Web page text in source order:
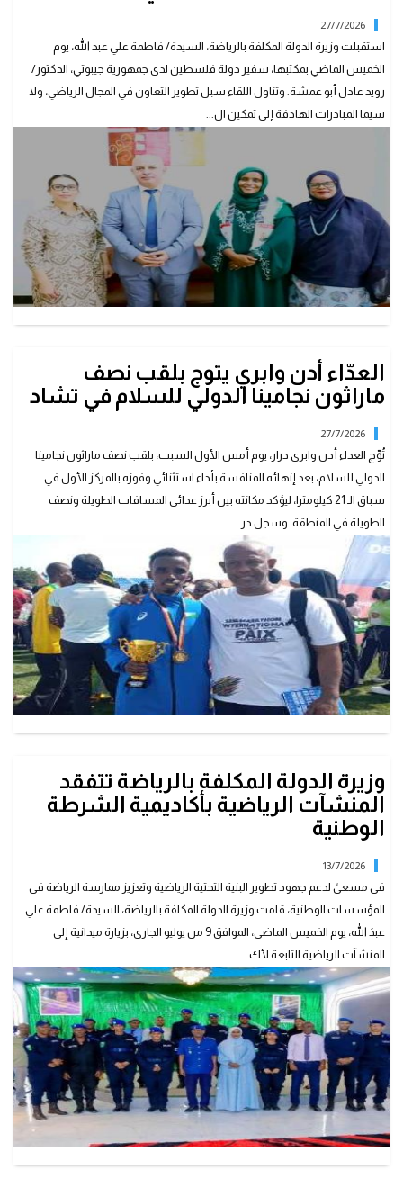
27/7/2026
استقبلت وزيرة الدولة المكلفة بالرياضة، السيدة/ فاطمة علي عبد الله، يوم
الخميس الماضي بمكتبها، سفير دولة فلسطين لدى جمهورية جيبوتي، الدكتور/
رويد عادل أبو عمشة. وتناول اللقاء سبل تطوير التعاون في المجال الرياضي، ولا
سيما المبادرات الهادفة إلى تمكين ال...
العدّاء أدن وابري يتوج بلقب نصف
ماراثون نجامينا الدولي للسلام في تشاد
27/7/2026
تُوِّج العداء أدن وابري درار، يوم أمس الأول السبت، بلقب نصف ماراثون نجامينا
الدولي للسلام، بعد إنهائه المنافسة بأداء استثنائي وفوزه بالمركز الأول في
سباق الـ 21 كيلومترا، ليؤكد مكانته بين أبرز عدائي المسافات الطويلة ونصف
الطويلة في المنطقة. وسجل در...
وزيرة الدولة المكلفة بالرياضة تتفقد
المنشآت الرياضية بأكاديمية الشرطة
الوطنية
13/7/2026
في مسعىً لدعم جهود تطوير البنية التحتية الرياضية وتعزيز ممارسة الرياضة في
المؤسسات الوطنية، قامت وزيرة الدولة المكلفة بالرياضة، السيدة/ فاطمة علي
عبدَ الله، يوم الخميس الماضي، الموافق 9 من يوليو الجاري، بزيارة ميدانية إلى
المنشآت الرياضية التابعة لأك...